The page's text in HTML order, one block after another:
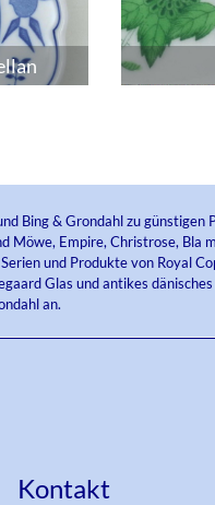
Bing & Grondahl zu
Möwe, Empire, Christrose, Bla
und Produkte von Royal
Glas und antikes
an.
Kontakt